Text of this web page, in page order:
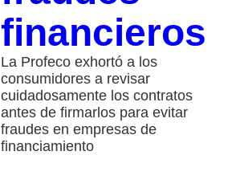
financieros
La Profeco exhortó a los
consumidores a revisar
cuidadosamente los contratos
antes de firmarlos para evitar
fraudes en empresas de
financiamiento